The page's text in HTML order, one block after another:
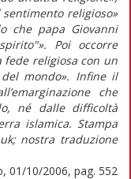
religioso»
che papa Giovanni
Poi occorre
fede religiosa con un
mondo». Infine il
che
né dalle difficoltà
islamica. Stampa
nostra traduzione
01/10/2006, pag. 552